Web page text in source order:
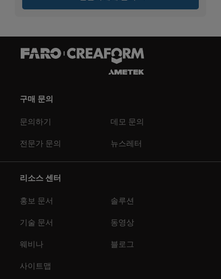
구매 문의
문의하기 데모 문의
전문가 문의 뉴스레터
리소스 센터
홍보 문서 솔루션
기술 문서 동영상
웨비나 블로그
사이트맵